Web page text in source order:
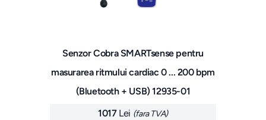
Senzor Cobra SMARTsense pentru
masurarea ritmului cardiac 0 ... 200 bpm
(Bluetooth + USB) 12935-01
1017 Lei (fara TVA)